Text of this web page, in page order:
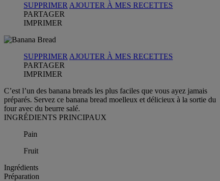
SUPPRIMER AJOUTER À MES RECETTES
PARTAGER
IMPRIMER
SUPPRIMER AJOUTER À MES RECETTES
PARTAGER
IMPRIMER
C’est l’un des banana breads les plus faciles que vous ayez jamais
préparés. Servez ce banana bread moelleux et délicieux à la sortie du
four avec du beurre salé.
INGRÉDIENTS PRINCIPAUX
Pain
Fruit
Ingrédients
Préparation